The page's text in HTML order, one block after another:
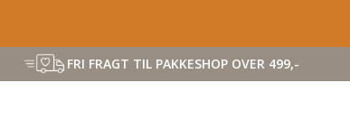
FRI FRAGT TIL PAKKESHOP OVER 499,-